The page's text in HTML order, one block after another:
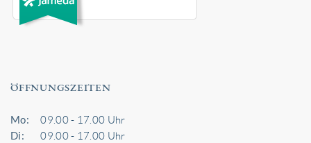
ÖFFNUNGSZEITEN
Mo: 09.00 - 17.00 Uhr
Di: 09.00 - 17.00 Uhr